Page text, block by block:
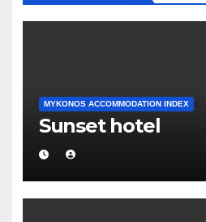
MYKONOS ACCOMMODATION INDEX
Sunset hotel